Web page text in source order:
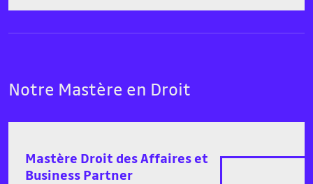
Notre Mastère en Droit
Mastère Droit des Affaires et
Business Partner